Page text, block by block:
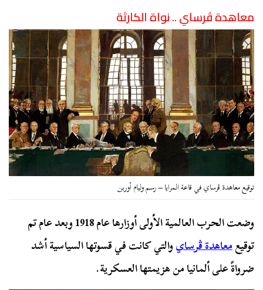
معاهدة ڤرساي .. نواة الكارثة
توقيع معاهدة ڤرساي في قاعة المرايا – رسم وليام أوربن
وضعت الحرب العالمية الأولى أوزارها عام 1918 وبعد عام تم
توقيعمعاهدة ڤرسايوالتي كانت في قسوتها السياسية أشد
ضرواةً على ألمانيا من هزيمتها العسكرية.